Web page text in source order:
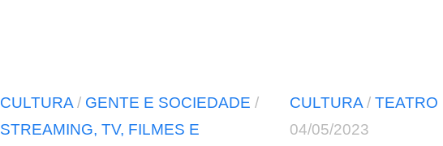
CULTURA / GENTE E SOCIEDADE /
STREAMING, TV, FILMES E
CULTURA / TEATRO
04/05/2023